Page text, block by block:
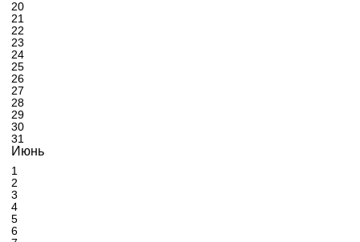
20
21
22
23
24
25
26
27
28
29
30
31
Июнь
1
2
3
4
5
6